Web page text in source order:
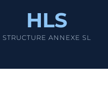
HLS
STRUCTURE ANNEXE SL